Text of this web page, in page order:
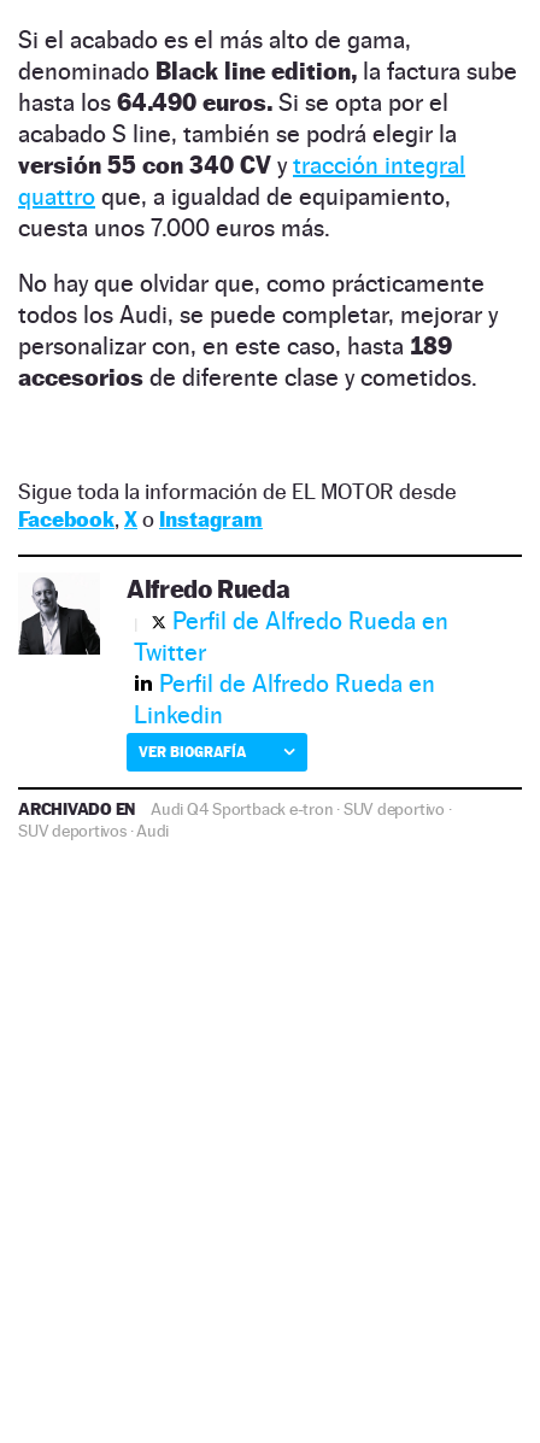
Si el acabado es el más alto de gama,
denominado Black line edition, la factura sube
hasta los 64.490 euros. Si se opta por el
acabado S line, también se podrá elegir la
versión 55 con 340 CV ytracción integral
quattro que, a igualdad de equipamiento,
cuesta unos 7.000 euros más.
No hay que olvidar que, como prácticamente
todos los Audi, se puede completar, mejorar y
personalizar con, en este caso, hasta 189
accesorios de diferente clase y cometidos.
Sigue toda la información de EL MOTOR desde
Facebook, Xo Instagram
Alfredo Rueda
Perfil de Alfredo Rueda en
Twitter
Perfil de Alfredo Rueda en
Linkedin
VER BIOGRAFÍA
ARCHIVADO EN Audi Q4 Sportback e-tron ·SUV deportivo ·
SUV deportivos·Audi